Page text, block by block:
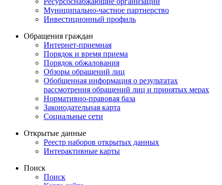
Муниципально-частное партнерство
Инвестиционный профиль
Обращения граждан
Интернет-приемная
Порядок и время приема
Порядок обжалования
Обзоры обращений лиц
Обобщенная информация о результатах
рассмотрения обращений лиц и принятых мерах
Нормативно-правовая база
Законодательная карта
Социальные сети
Открытые данные
Реестр наборов открытых данных
Интерактивные карты
Поиск
Поиск